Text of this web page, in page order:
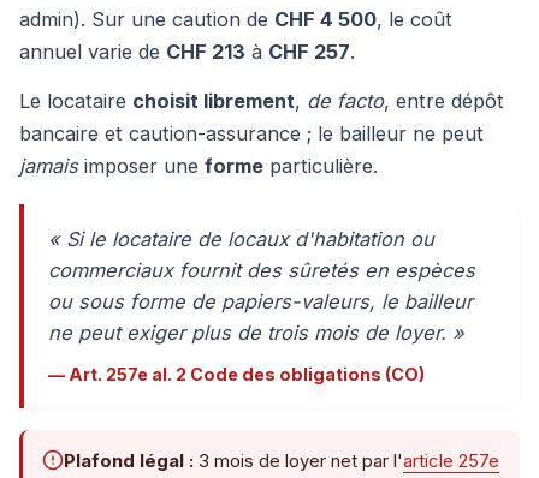
admin). Sur une caution de CHF 4 500, le coût
annuel varie de CHF 213 à CHF 257.
Le locataire choisit librement, de facto, entre dépôt
bancaire et caution-assurance ; le bailleur ne peut
jamaisimposer une forme particulière.
« Si le locataire de locaux d'habitation ou
commerciaux fournit des sûretés en espèces
ou sous forme de papiers-valeurs, le bailleur
ne peut exiger plus de trois mois de loyer. »
— Art. 257e al. 2 Code des obligations (CO)
Plafond légal : 3 mois de loyer net par l'article 257e